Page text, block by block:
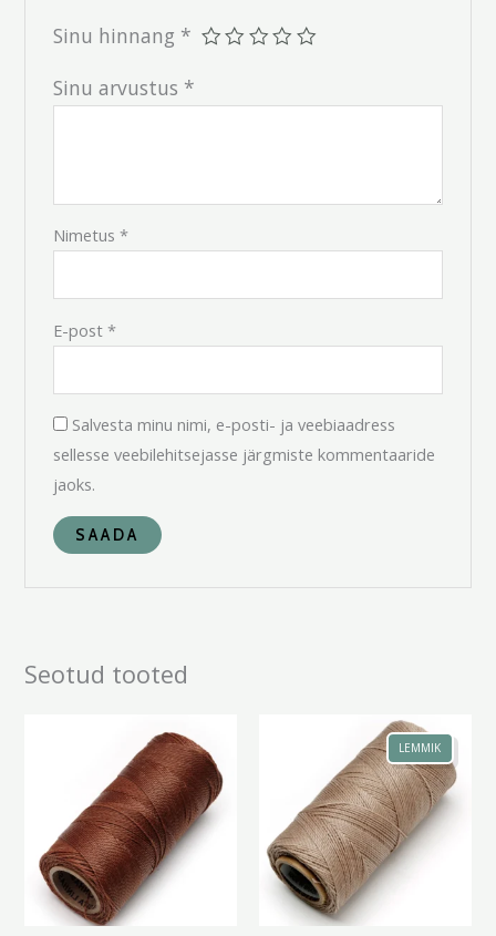
Sinu hinnang *
Sinu arvustus *
Nimetus *
E-post *
Salvesta minu nimi, e-posti- ja veebiaadress
sellesse veebilehitsejasse järgmiste kommentaaride
jaoks.
Seotud tooted
3.00 €
kuni
5.50 €
LEMMIK
Hinnavahemik:
3.00 €
kuni
5.50 €